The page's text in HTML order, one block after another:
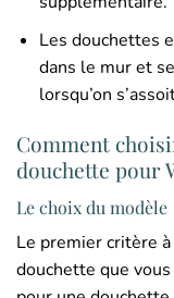
Les douchettes
dans le mur et
lorsqu’on
Comment
douchette pour
Le choix du modèle
Le premier critère
douchette que